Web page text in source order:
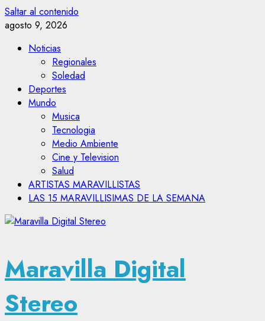
Saltar al contenido
agosto 9, 2026
Noticias
Regionales
Soledad
Deportes
Mundo
Musica
Tecnologia
Medio Ambiente
Cine y Television
Salud
ARTISTAS MARAVILLISTAS
LAS 15 MARAVILLISIMAS DE LA SEMANA
Maravilla Digital
Stereo